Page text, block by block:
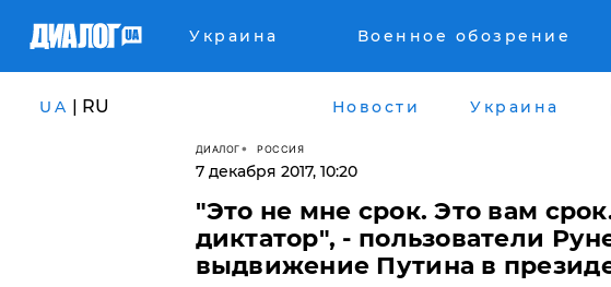
Украина Военное обозрение
UA | RU Новости Украина
ДИАЛОГ РОССИЯ
7 декабря 2017, 10:20
"Это не мне срок. Это вам
диктатор", - пользователи
выдвижение Путина в